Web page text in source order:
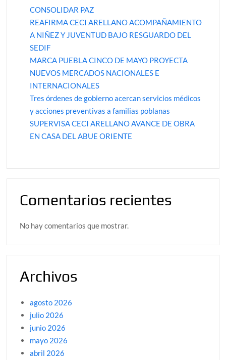
CONSOLIDAR PAZ
REAFIRMA CECI ARELLANO ACOMPAÑAMIENTO
A NIÑEZ Y JUVENTUD BAJO RESGUARDO DEL
SEDIF
MARCA PUEBLA CINCO DE MAYO PROYECTA
NUEVOS MERCADOS NACIONALES E
INTERNACIONALES
Tres órdenes de gobierno acercan servicios médicos
y acciones preventivas a familias poblanas
SUPERVISA CECI ARELLANO AVANCE DE OBRA
EN CASA DEL ABUE ORIENTE
Comentarios recientes
No hay comentarios que mostrar.
Archivos
agosto 2026
julio 2026
junio 2026
mayo 2026
abril 2026